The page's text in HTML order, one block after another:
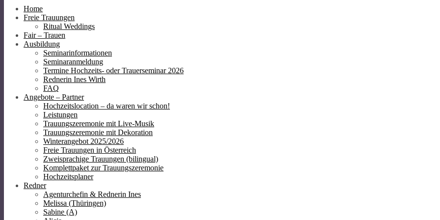
Home
Freie Trauungen
Ritual Weddings
Fair – Trauen
Ausbildung
Seminarinformationen
Seminaranmeldung
Termine Hochzeits- oder Trauerseminar 2026
Rednerin Ines Wirth
FAQ
Angebote – Partner
Hochzeitslocation – da waren wir schon!
Leistungen
Trauungszeremonie mit Live-Musik
Trauungszeremonie mit Dekoration
Winterangebot 2025/2026
Freie Trauungen in Österreich
Zweisprachige Trauungen (bilingual)
Komplettpaket zur Trauungszeremonie
Hochzeitsplaner
Redner
Agenturchefin & Rednerin Ines
Melissa (Thüringen)
Sabine (A)